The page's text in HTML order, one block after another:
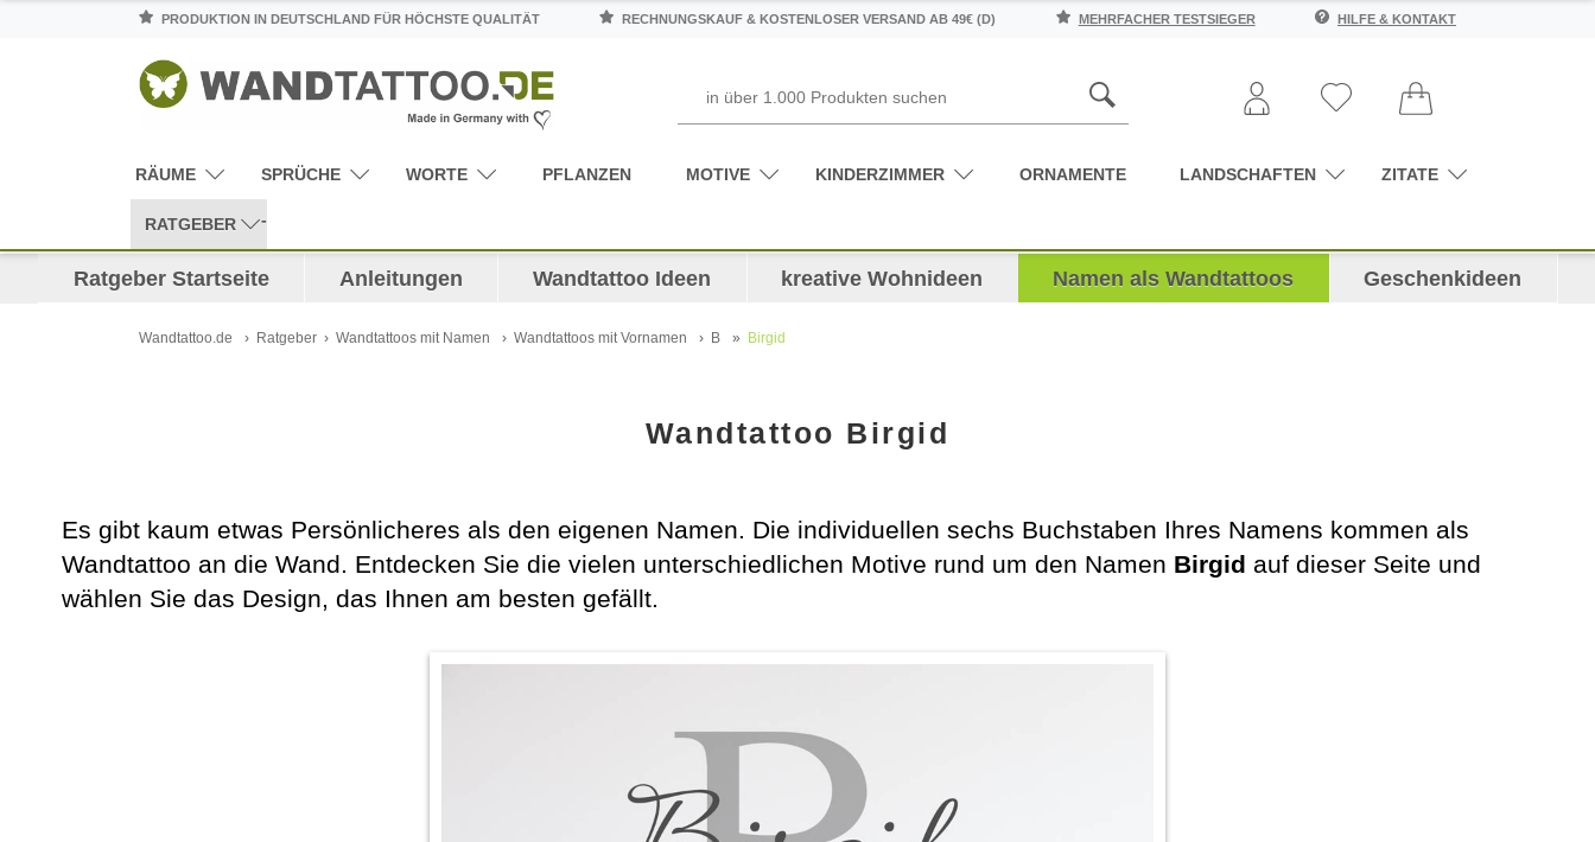
PRODUKTION IN DEUTSCHLAND FÜR HÖCHSTE QUALITÄT RECHNUNGSKAUF & KOSTENLOSER VERSAND AB 49€ (D) MEHRFACHER TESTSIEGER HILFE & KONTAKT
RÄUME SPRÜCHE WORTE PFLANZEN MOTIVE KINDERZIMMER ORNAMENTE LANDSCHAFTEN ZITATE
RATGEBER
Ratgeber Startseite Anleitungen Wandtattoo Ideen kreative Wohnideen Namen als Wandtattoos Geschenkideen
Wandtattoo.de Ratgeber Wandtattoos mit Namen Wandtattoos mit Vornamen B Birgid
Wandtattoo Birgid
Es gibt kaum etwas Persönlicheres als den eigenen Namen. Die individuellen sechs Buchstaben Ihres Namens kommen als
Wandtattoo an die Wand. Entdecken Sie die vielen unterschiedlichen Motive rund um den Namen Birgid auf dieser Seite und
wählen Sie das Design, das Ihnen am besten gefällt.